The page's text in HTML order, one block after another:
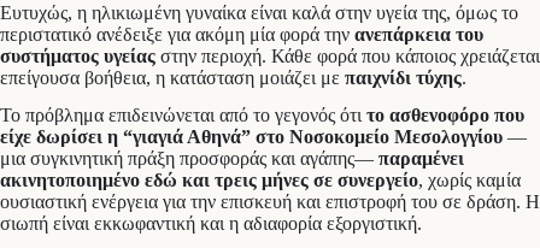
Ευτυχώς, η ηλικιωμένη γυναίκα είναι καλά στην υγεία της, όμως το
περιστατικό ανέδειξε για ακόμη μία φορά την ανεπάρκεια του
συστήματος υγείας στην περιοχή. Κάθε φορά που κάποιος χρειάζεται
επείγουσα βοήθεια, η κατάσταση μοιάζει με παιχνίδι τύχης.
Το πρόβλημα επιδεινώνεται από το γεγονός ότι το ασθενοφόρο που
είχε δωρίσει η “γιαγιά Αθηνά” στο Νοσοκομείο Μεσολογγίου —
μια συγκινητική πράξη προσφοράς και αγάπης— παραμένει
ακινητοποιημένο εδώ και τρεις μήνες σε συνεργείο, χωρίς καμία
ουσιαστική ενέργεια για την επισκευή και επιστροφή του σε δράση. Η
σιωπή είναι εκκωφαντική και η αδιαφορία εξοργιστική.